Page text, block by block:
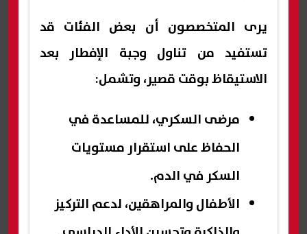
يرى المتخصصون أن بعض الفئات قد
تستفيد من تناول وجبة الإفطار بعد
الاستيقاظ بوقت قصير، وتشمل:
مرضى السكري، للمساعدة في
الحفاظ على استقرار مستويات
السكر في الدم.
الأطفال والمراهقين، لدعم التركيز